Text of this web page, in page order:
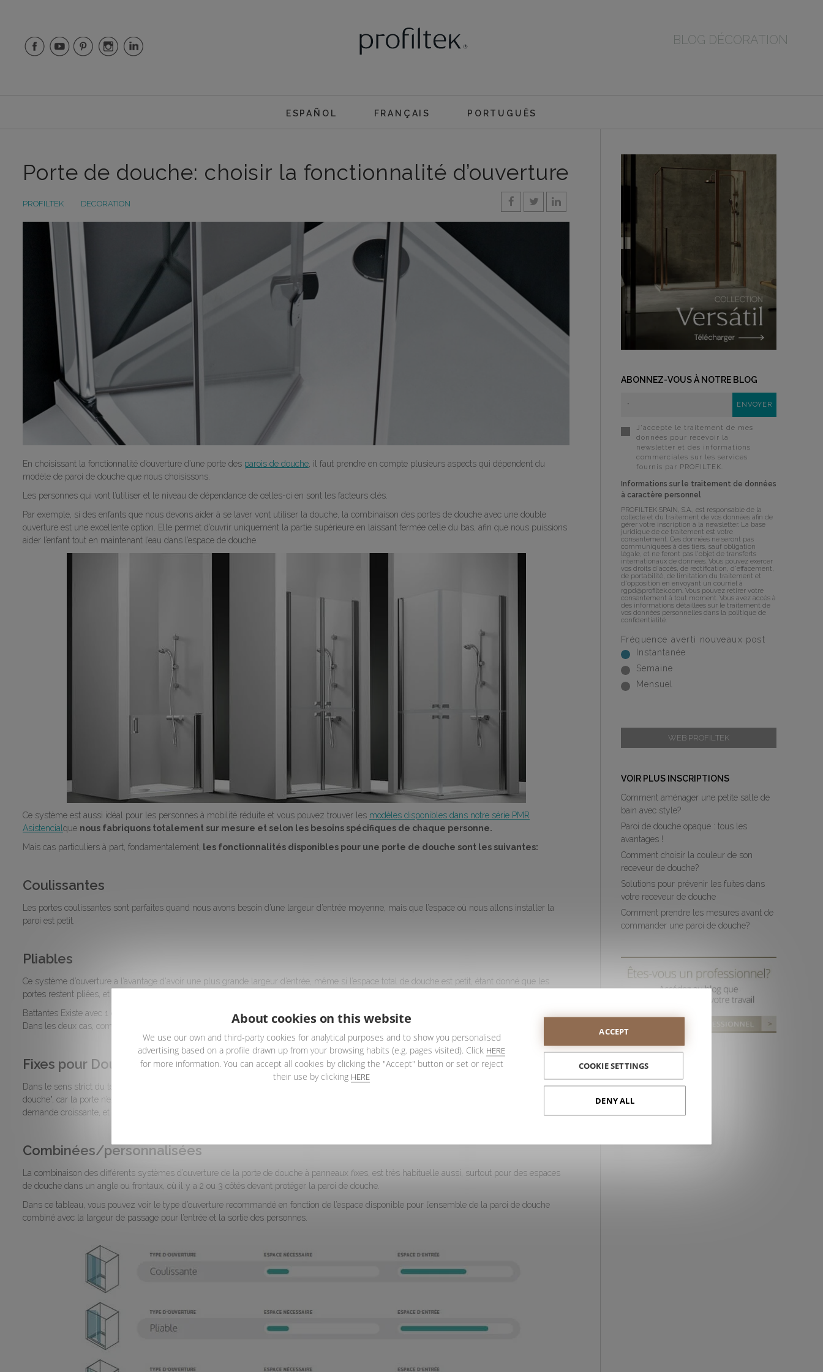
BLOG DÉCORATION
ESPAÑOL FRANÇAIS PORTUGUÊS
Porte de douche: choisir la fonctionnalité d’ouverture
PROFILTEK DECORATION
En choisissant la fonctionnalité d’ouverture d’une porte des parois de douche, il faut prendre en compte plusieurs aspects qui dépendent du
modèle de paroi de douche que nous choisissons.
Les personnes qui vont l’utiliser et le niveau de dépendance de celles-ci en sont les facteurs clés.
Par exemple, si des enfants que nous devons aider à se laver vont utiliser la douche, la combinaison des portes de douche avec une double
ouverture est une excellente option. Elle permet d’ouvrir uniquement la partie supérieure en laissant fermée celle du bas, afin que nous puissions
aider l’enfant tout en maintenant l’eau dans l’espace de douche.
Ce système est aussi idéal pour les personnes à mobilité réduite et vous pouvez trouver les modèles disponibles dans notre série PMR
Asistencialque nous fabriquons totalement sur mesure et selon les besoins spécifiques de chaque personne.
Mais cas particuliers à part, fondamentalement, les fonctionnalités disponibles pour une porte de douche sont les suivantes:
Coulissantes
Les portes coulissantes sont parfaites quand nous avons besoin d’une largeur d’entrée moyenne, mais que l’espace où nous allons installer la
paroi est petit.
Pliables
Ce système d’ouverture a l’avantage d'avoir une plus grande largeur d’entrée, même si l’espace total de douche est petit, étant donné que les
portes restent pliées, et offrent à l’utilisateur pratiquement la totalité de la largeur de la porte de douche.
Battantes Existe avec 1 ou 2 portes. Les premières sont idéales pour des espaces de douche larges et les secondes pour de grands espaces.
Dans les deux cas, comme cela se produit avec les pliables, l’entrée est très grande, puisqu’il s’agit de la largeur totale des portes.
Fixes pour Douches italiennes
Dans le sens strict du terme, dans les modèles de
, nous ne pouvons pas parler de "portes de
douche", car la porte n’existe pas. Mais nous avons décidé de l’inclure dans cette liste, car il s’agit d’une solution très polyvalente, avec une
demande croissante, et qui s’adapte très bien pratiquement à tout espace de douche.
Combinées/personnalisées
La combinaison des différents systèmes d’ouverture de la porte de douche à panneaux fixes, est très habituelle aussi, surtout pour des espaces
de douche dans un angle ou frontaux, où il y a 2 ou 3 côtés devant protéger la paroi de douche.
Dans ce tableau, vous pouvez voir le type d’ouverture recommandé en fonction de l’espace disponible pour l’ensemble de la paroi de douche
combiné avec la largeur de passage pour l’entrée et la sortie des personnes.
ABONNEZ-VOUS À NOTRE BLOG
J'accepte le traitement de mes
données pour recevoir la
newsletter et des informations
commerciales sur les services
fournis par PROFILTEK.
Informations sur le traitement de données
à caractère personnel
PROFILTEK SPAIN, S.A., est responsable de la
collecte et du traitement de vos données afin de
gérer votre inscription à la newsletter. La base
juridique de ce traitement est votre
consentement. Ces données ne seront pas
communiquées à des tiers, sauf obligation
légale, et ne feront pas l'objet de transferts
internationaux de données. Vous pouvez exercer
vos droits d'accès, de rectification, d'effacement,
de portabilité, de limitation du traitement et
d'opposition en envoyant un courriel à
rgpd@profiltek.com . Vous pouvez retirer votre
consentement à tout moment. Vous avez accès à
des informations détaillées sur le traitement de
vos données personnelles dans la politique de
confidentialité.
Fréquence averti nouveaux post
Instantanée
Semaine
Mensuel
WEB PROFILTEK
VOIR PLUS INSCRIPTIONS
Comment aménager une petite salle de
bain avec style?
Paroi de douche opaque : tous les
avantages !
Comment choisir la couleur de son
receveur de douche?
Solutions pour prévenir les fuites dans
votre receveur de douche
Comment prendre les mesures avant de
commander une paroi de douche?
About cookies on this website
We use our own and third-party cookies for analytical purposes and to show you personalised
advertising based on a profile drawn up from your browsing habits (e.g. pages visited). Click HERE
for more information. You can accept all cookies by clicking the "Accept" button or set or reject
their use by clicking HERE
ACCEPT
COOKIE SETTINGS
DENY ALL